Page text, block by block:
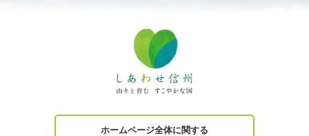
ホームページ全体に関する